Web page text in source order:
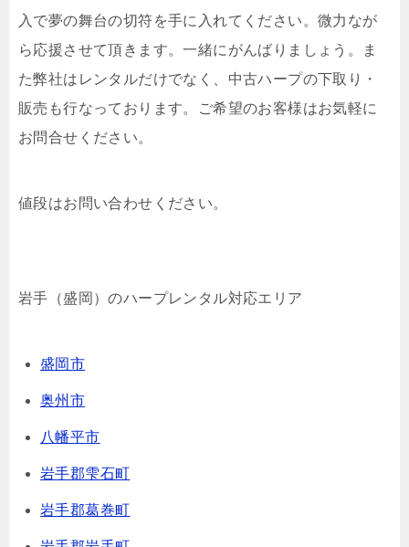
入で夢の舞台の切符を手に入れてください。微力なが
ら応援させて頂きます。一緒にがんばりましょう。ま
た弊社はレンタルだけでなく、中古ハープの下取り・
販売も行なっております。ご希望のお客様はお気軽に
お問合せください。
値段はお問い合わせください。
岩手（盛岡）のハープレンタル対応エリア
盛岡市
奥州市
八幡平市
岩手郡雫石町
岩手郡葛巻町